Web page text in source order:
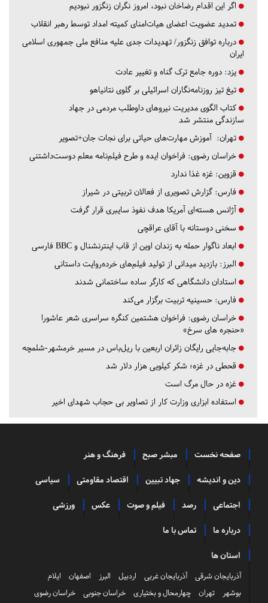
اگر این اقدام رضاخان نبود، امروز نگران زنگزور نبودیم
تمدید عضویت اعضای هیات‌امنای کمیته امداد توسط رهبر انقلاب
درباره توافق زنگزور/ تهدیدات جدی علیه منافع ملی جمهوری اسلامی
ایران
یزد: دوره جامع ترک گناه و تغییر عادت
تیغ تیز روزنامه‌نگاران اسرائیلی بر گلوی نتانیاهو
کتاب الگوی مدیریت نیروهای داوطلب مردمی در جهاد
سازندگی منتشر شد
تهران: آموزش مهارت‌های حیاتی برای نجات جان+تصویر
خراسان رضوی: فراخوان ایده و طرح فیلم‌نامه معلم دوست‌داشتنی
قزوین: غزه غذا ندارد
فارس: گزارش تصویری از فعالان تربیتی در شیراز
آژانس هسته‌ای آمریکا هدف نفوذ سایبری قرار گرفت
سخنی دوستانه با آقای عراقچی
ابعاد ناگوار حمله به زندان اوین از قاب اینترنشنال و BBC فارسی
البرز: بازدید میدانی از تولید فیلم‌های خرده‌روایت داستانی
استادان دانشگاهی که کارگر ساده ساختمانی شدند
فارس: حسینیه تربیت برگزار می‌کند
خراسان رضوی: فراخوان هشتمین کنگره سراسری شعر عاشورا
«حنجره های سرخ»
جابه‌جایی رایگان زائران اربعین با ریل‌باس در مسیر خرمشهر-شلمچه
قحطی در غزه؛ شکر کیلویی هزار دلار شد
غزه در حال مرگ است
استفاده ابزاری وزارت کار از تصاویر بی حجاب شهدای اخیر
صفحه نخست مبشر صبح فرهنگ و هنر
دین و اندیشه جهاد تبیین اقتصاد مقاومتی سیاسی
اجتماعی رصد فیلم و صوت عکس ورزشی
درباره ما تماس با ما
استان ها
آذربایجان شرقی آذربایجان غربی اردبیل البرز اصفهان
ایلام
بوشهر
تهران چهارمحال و بختیاری خراسان جنوبی خراسان رضوی